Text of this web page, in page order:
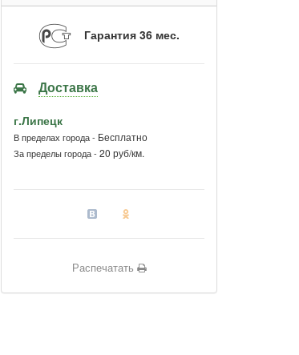
Гарантия 36 мес.
Доставка
г.Липецк
В пределах города - Бесплатно
За пределы города - 20 руб/км.
Распечатать